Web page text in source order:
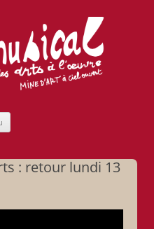
: retour lundi 13